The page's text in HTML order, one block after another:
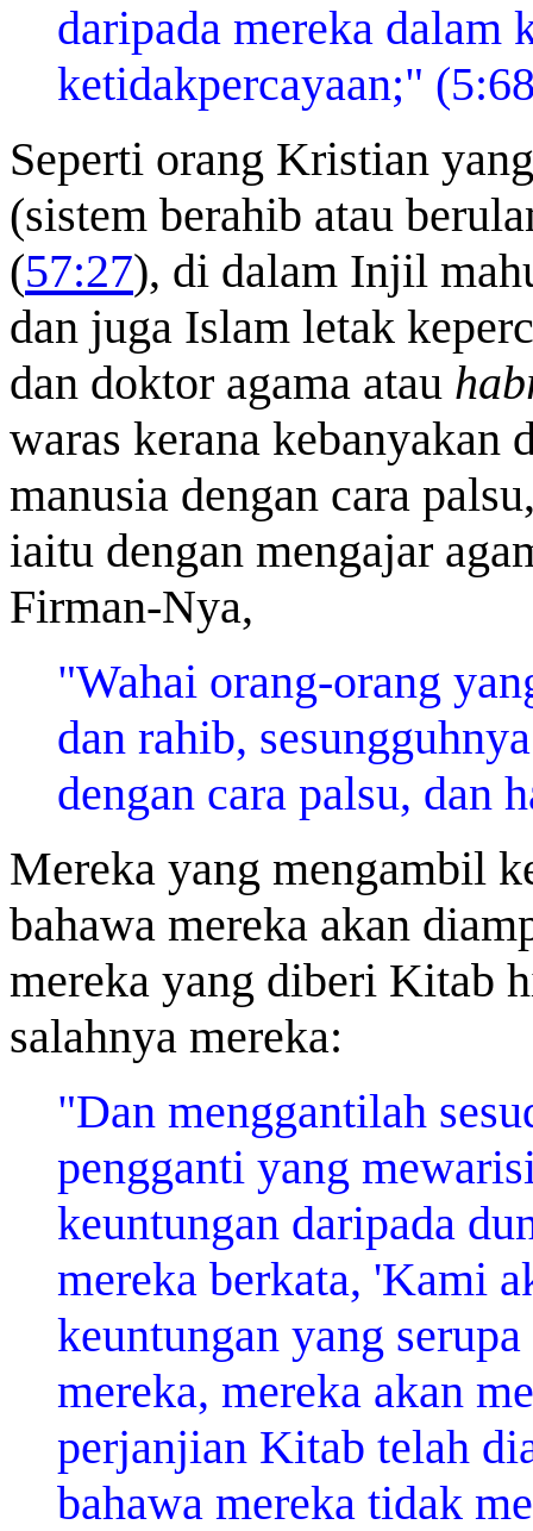
daripada mereka dalam
ketidakpercayaan;"
Seperti orang Kristian
(sistem berahib atau
(57:27), di dalam Injil
dan juga Islam letak
dan doktor agama atau
waras kerana kebanyakan
manusia dengan cara
iaitu dengan mengajar
Firman-Nya,
"Wahai orang-orang
dan rahib,
dengan cara palsu, dan
Mereka yang mengambil
bahawa mereka akan
mereka yang diberi Kitab
salahnya mereka:
"Dan menggantilah
pengganti yang
keuntungan daripada
mereka berkata, 'Kami
keuntungan yang
mereka, mereka akan
perjanjian Kitab telah
bahawa mereka tidak